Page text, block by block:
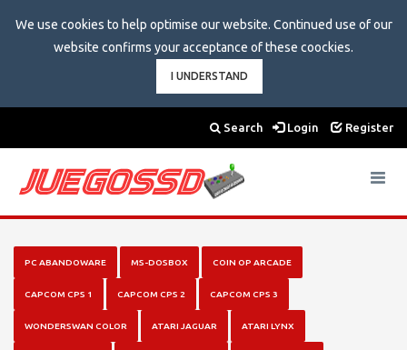
We use cookies to help optimise our website. Continued use of our
website confirms your acceptance of these coockies.
I UNDERSTAND
Search Login Register
Toggle
PC ABANDOWARE MS-DOSBOX COIN OP ARCADE
CAPCOM CPS 1 CAPCOM CPS 2 CAPCOM CPS 3
WONDERSWAN COLOR ATARI JAGUAR ATARI LYNX